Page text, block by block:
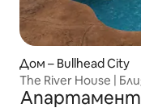
Дом – Bullhead City
The River House |